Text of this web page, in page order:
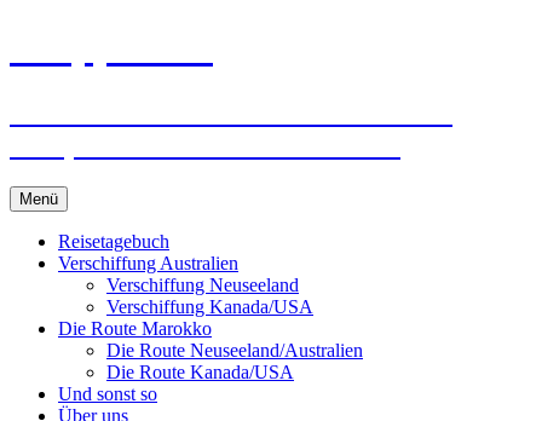
Menü
Reisetagebuch
Verschiffung Australien
Verschiffung Neuseeland
Verschiffung Kanada/USA
Die Route Marokko
Die Route Neuseeland/Australien
Die Route Kanada/USA
Und sonst so
Über uns